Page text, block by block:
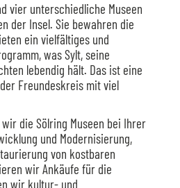
vier unterschiedliche Museen
der Insel. Sie bewahren die
ein vielfältiges und
was Sylt, seine
lebendig hält. Das ist eine
Freundeskreis mit viel
die Sölring Museen bei Ihrer
und Modernisierung,
von kostbaren
wir Ankäufe für die
wir kultur- und